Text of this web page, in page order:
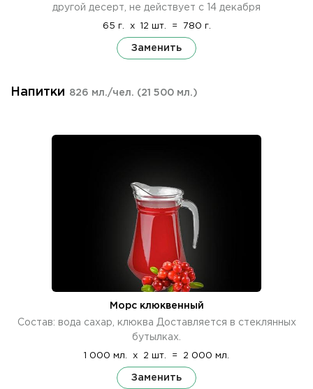
другой десерт, не действует с 14 декабря
65 г. x 12 шт. = 780 г.
Заменить
Напитки 826 мл./чел. (21 500 мл.)
Морс клюквенный
Состав: вода сахар, клюква Доставляется в стеклянных
бутылках.
1 000 мл. x 2 шт. = 2 000 мл.
Заменить